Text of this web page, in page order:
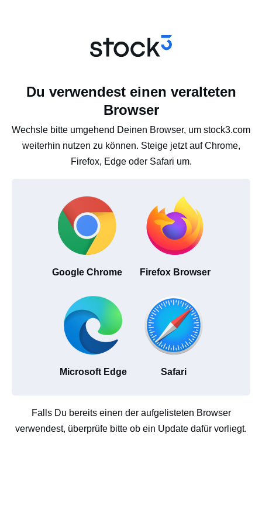
Du verwendest einen veralteten
Browser
Wechsle bitte umgehend Deinen Browser, um stock3.com
weiterhin nutzen zu können. Steige jetzt auf Chrome,
Firefox, Edge oder Safari um.
Google Chrome Firefox Browser
Microsoft Edge Safari
Falls Du bereits einen der aufgelisteten Browser
verwendest, überprüfe bitte ob ein Update dafür vorliegt.